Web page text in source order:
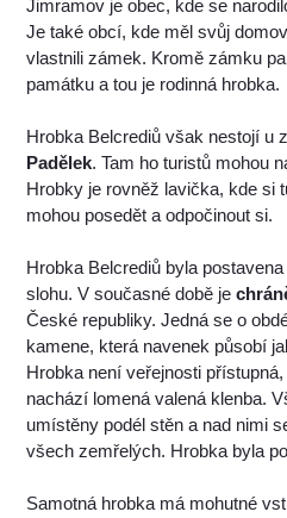
Jimramov je obec, kde se
Je také obcí, kde měl svůj domov
vlastnili zámek. Kromě zámku
památku a tou je rodinná hrobka.
Hrobka Belcrediů však nestojí u
Padělek. Tam ho turistů mohou
Hrobky je rovněž lavička, kde si
mohou posedět a odpočinout si.
Hrobka Belcrediů byla
slohu. V současné době je
České republiky. Jedná se o
kamene, která navenek působí
Hrobka není veřejnosti
nachází lomená valená klenba.
umístěny podél stěn a nad nimi
všech zemřelých. Hrobka byla
Samotná hrobka má mohutné